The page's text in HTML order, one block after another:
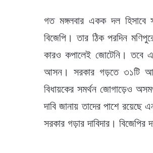
গত মঙ্গলবার একক দল হিসাবে
বিজেপি। তার ঠিক পরদিন
কারও কপালেই জোটেনি। তবে
আসন। সরকার গড়তে ৩১টি
বিধায়কের সমর্থন জোগাড়েও
দাবি জানায় তাদের পাশে
সরকার গড়ার দাবিদার। বিজেপির